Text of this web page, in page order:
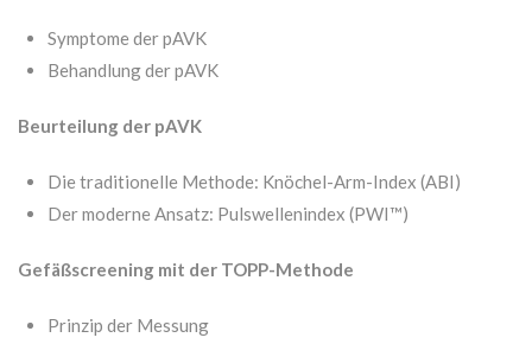
Symptome der pAVK
Behandlung der pAVK
Beurteilung der pAVK
Die traditionelle Methode: Knöchel-Arm-Index (ABI)
Der moderne Ansatz: Pulswellenindex (PWI™)
Gefäßscreening mit der TOPP-Methode
Prinzip der Messung